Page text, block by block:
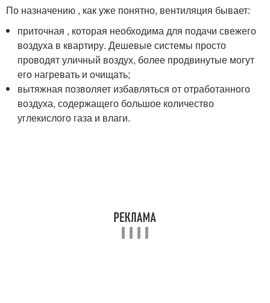
По назначению , как уже понятно, вентиляция бывает:
приточная , которая необходима для подачи свежего
воздуха в квартиру. Дешевые системы просто
проводят уличный воздух, более продвинутые могут
его нагревать и очищать;
вытяжная позволяет избавляться от отработанного
воздуха, содержащего большое количество
углекислого газа и влаги.